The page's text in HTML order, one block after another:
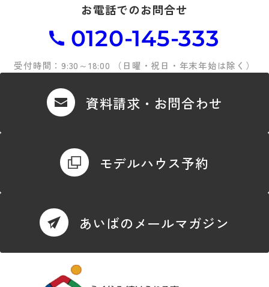
お電話でのお問合せ
0120-145-333
受付時間：9:30～18:00 （日曜・祝日・年末年始は除く）
資料請求・お問合わせ
モデルハウス予約
あいばのメールマガジン